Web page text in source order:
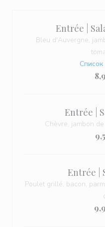
Entrée |
Bleu d'Auvergne,
Список
Entrée |
Chèvre, jambon
Entrée |
Poulet grillé, bacon,